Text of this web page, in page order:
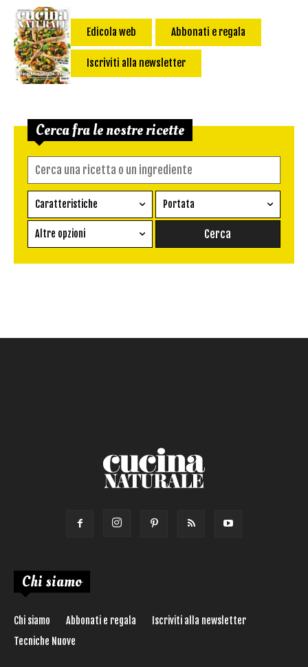
Edicola web Abbonati e regala
Iscriviti alla newsletter
Cerca fra le nostre ricette
Caratteristiche
Ricetta vegetariana
Senza glutine
Portata
Conserva
Altre opzioni
Chi siamo
Chi siamo Abbonati e regala
Iscriviti alla newsletter
Tecniche Nuove